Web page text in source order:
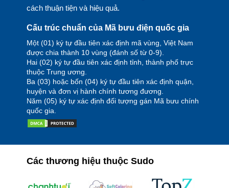
cách thuận tiện và hiệu quả.
Cấu trúc chuẩn của Mã bưu điện quốc gia
Một (01) ký tự đầu tiên xác định mã vùng, Việt Nam
được chia thành 10 vùng (đánh số từ 0-9).
Hai (02) ký tự đầu tiên xác định tỉnh, thành phố trực
thuộc Trung ương.
Ba (03) hoặc bốn (04) ký tự đầu tiên xác định quận,
huyện và đơn vị hành chính tương đương.
Năm (05) ký tự xác định đối tượng gán Mã bưu chính
quốc gia.
Các thương hiệu thuộc Sudo